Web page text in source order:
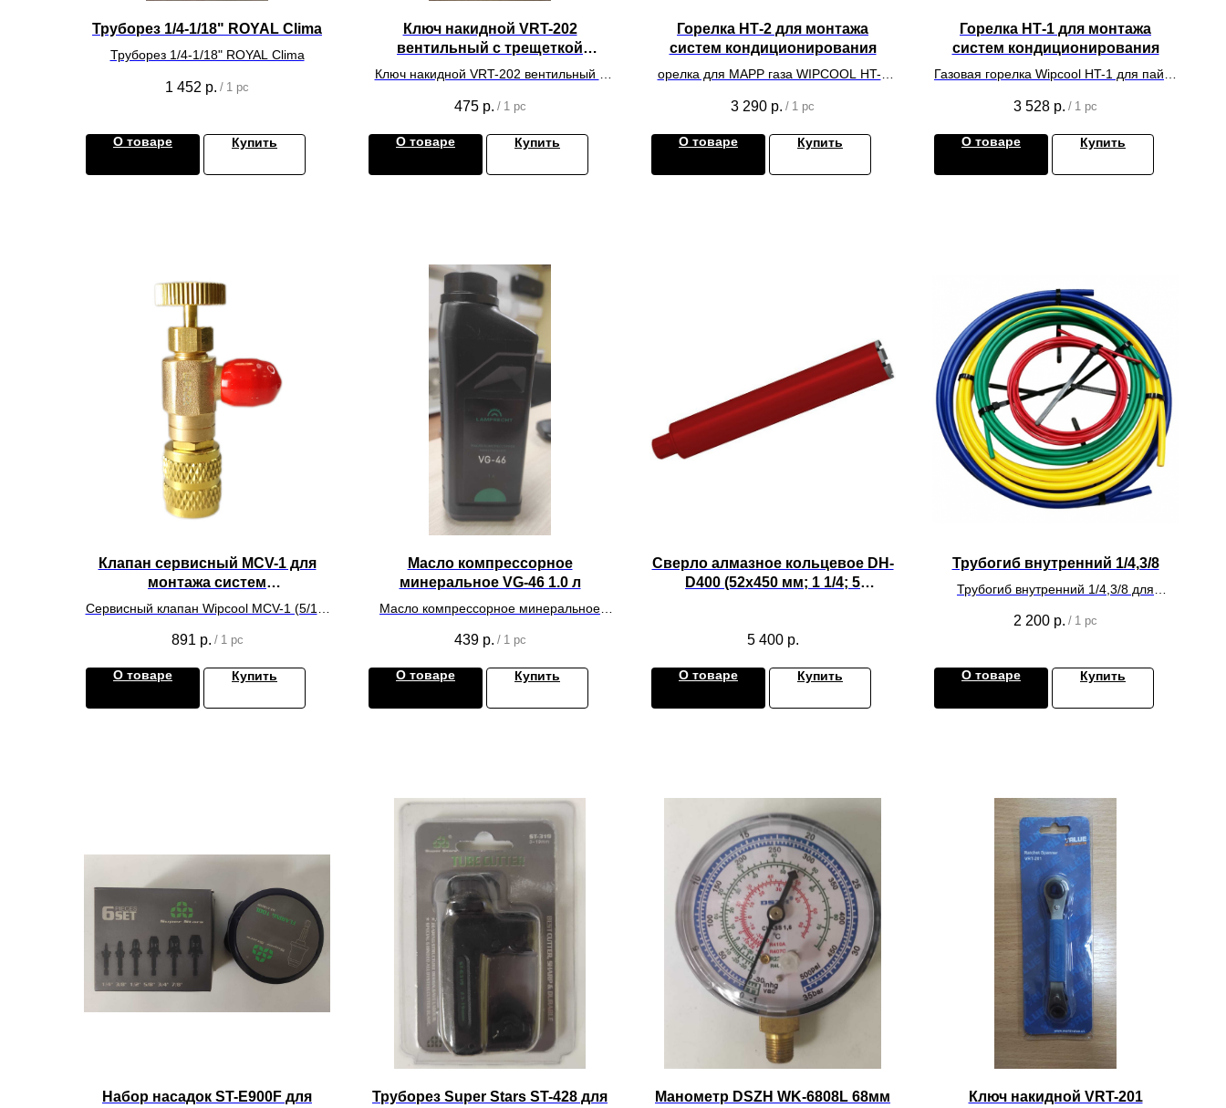
Труборез 1/4-1/18" ROYAL Clima
Труборез 1/4-1/18" ROYAL Clima
1 452 р. / 1 pc
О товаре Купить
Ключ накидной VRT-202
вентильный с трещеткой
1/4",3/16",9/16,1/2
Ключ накидной VRT-202 вентильный с
475 р. / 1 pc
О товаре Купить
Горелка НТ-2 для монтажа
систем кондиционирования
орелка для MAPP газа WIPCOOL HT-2
3 290 р. / 1 pc
О товаре Купить
Горелка НТ-1 для монтажа
систем кондиционирования
Газовая горелка Wipcool HT-1 для пайки
3 528 р. / 1 pc
О товаре Купить
Клапан сервисный MCV-1 для
монтажа систем
кондиционирования
Сервисный клапан Wipcool MCV-1 (5/16"
891 р. / 1 pc
О товаре Купить
Масло компрессорное
минеральное VG-46 1.0 л
Масло компрессорное минеральное
439 р. / 1 pc
О товаре Купить
Сверло алмазное кольцевое DH-
D400 (52х450 мм; 1 1/4; 5
5 400 р.
О товаре Купить
Трубогиб внутренний 1/4,3/8
Трубогиб внутренний 1/4,3/8 для
2 200 р. / 1 pc
О товаре Купить
Набор насадок ST-E900F для Труборез Super Stars ST-428 для Манометр DSZH WK-6808L 68мм Ключ накидной VRT-201